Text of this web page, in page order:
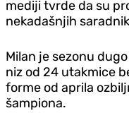
mediji tvrde da su
nekadašnjih
Milan je sezonu
niz od 24 utakmice
forme od aprila
šampiona.